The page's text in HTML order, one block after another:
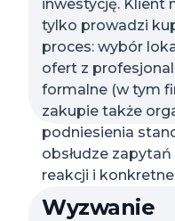
inwestycję. Klient
tylko prowadzi
proces: wybór
ofert z
formalne (w tym
zakupie także
podniesienia
obsłudze
reakcji i
Wyzwanie